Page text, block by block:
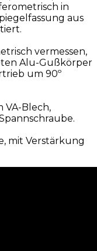
in
aus
vermessen,
Alu-Gußkörper
um 90º
VA-Blech,
mit Verstärkung